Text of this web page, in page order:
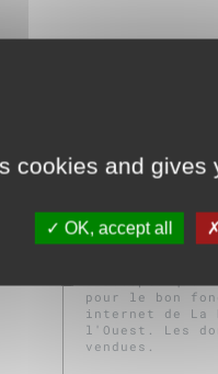
pour le bon
internet de La
l'Ouest. Les
vendues.
cookies and gives
OK, accept all